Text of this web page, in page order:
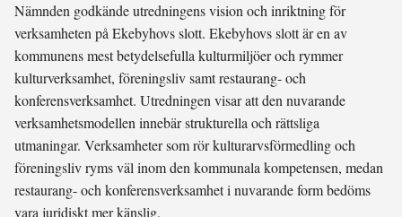
Nämnden godkände utredningens vision och inriktning för
verksamheten på Ekebyhovs slott. Ekebyhovs slott är en av
kommunens mest betydelsefulla kulturmiljöer och rymmer
kulturverksamhet, föreningsliv samt restaurang- och
konferensverksamhet. Utredningen visar att den nuvarande
verksamhetsmodellen innebär strukturella och rättsliga
utmaningar. Verksamheter som rör kulturarvsförmedling och
föreningsliv ryms väl inom den kommunala kompetensen, medan
restaurang- och konferensverksamhet i nuvarande form bedöms
vara juridiskt mer känslig.